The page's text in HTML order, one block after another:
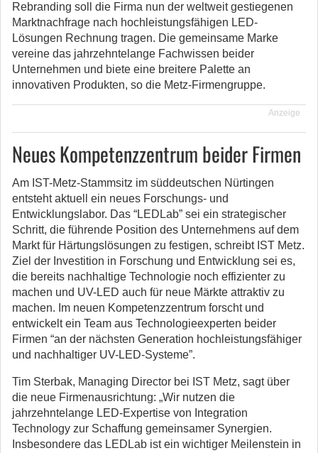
Rebranding soll die Firma nun der weltweit gestiegenen
Marktnachfrage nach hochleistungsfähigen LED-
Lösungen Rechnung tragen. Die gemeinsame Marke
vereine das jahrzehntelange Fachwissen beider
Unternehmen und biete eine breitere Palette an
innovativen Produkten, so die Metz-Firmengruppe.
Anzeige
Neues Kompetenzzentrum beider Firmen
Am IST-Metz-Stammsitz im süddeutschen Nürtingen
entsteht aktuell ein neues Forschungs- und
Entwicklungslabor. Das “LEDLab” sei ein strategischer
Schritt, die führende Position des Unternehmens auf dem
Markt für Härtungslösungen zu festigen, schreibt IST Metz.
Ziel der Investition in Forschung und Entwicklung sei es,
die bereits nachhaltige Technologie noch effizienter zu
machen und UV-LED auch für neue Märkte attraktiv zu
machen. Im neuen Kompetenzzentrum forscht und
entwickelt ein Team aus Technologieexperten beider
Firmen “an der nächsten Generation hochleistungsfähiger
und nachhaltiger UV-LED-Systeme”.
Tim Sterbak, Managing Director bei IST Metz, sagt über
die neue Firmenausrichtung: „Wir nutzen die
jahrzehntelange LED-Expertise von Integration
Technology zur Schaffung gemeinsamer Synergien.
Insbesondere das LEDLab ist ein wichtiger Meilenstein in